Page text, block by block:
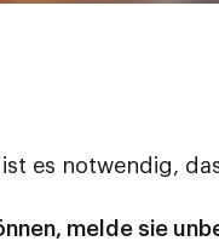
es notwendig,
melde sie